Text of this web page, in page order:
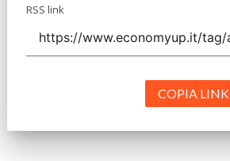
RSS link
COPIA LINK